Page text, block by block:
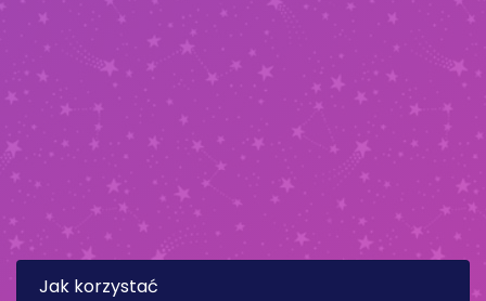
Jak korzystać